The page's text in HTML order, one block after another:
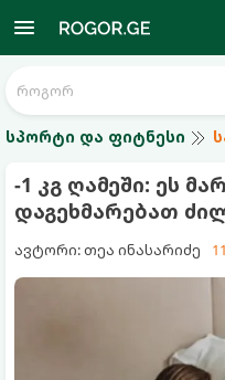
სპორტი და ფიტნესი
-1 კგ ღამეში: ეს
დაგეხმარებათ
ავტორი: თეა ინასარიძე